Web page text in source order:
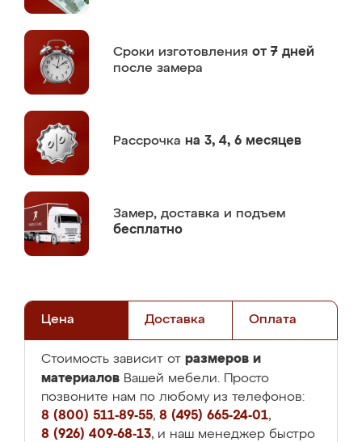
Сроки изготовления от 7 дней
после замера
Рассрочка на 3, 4, 6 месяцев
Замер, доставка и подъем
бесплатно
Цена Доставка Оплата
Стоимость зависит от размеров и
материалов Вашей мебели. Просто
позвоните нам по любому из телефонов:
8 (800) 511-89-55, 8 (495) 665-24-01,
8 (926) 409-68-13, и наш менеджер быстро